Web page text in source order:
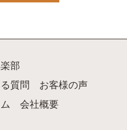
部
質問
お客様の声
会社概要